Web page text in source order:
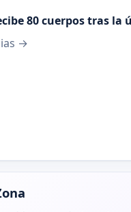
80 cuerpos tras
→